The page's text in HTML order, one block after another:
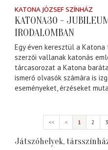
KATONA JÓZSEF SZÍNHÁZ
KATONA30 -
IRODALOMBAN
Egy éven keresztül a
szerzői vallanak katonás
tárcasorozat a Katona
ismerő olvasók számára is
eseményeket, érzéseket
<< < 1 2 3
Játszóhelyek,